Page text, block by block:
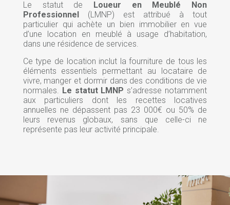
Le statut de Loueur en Meublé Non
Professionnel(LMNP) est attribué à tout
particulier qui achète un bien immobilier en vue
d’une location en meublé à usage d’habitation,
dans une résidence de services.
Ce type de location inclut la fourniture de tous les
éléments essentiels permettant au locataire de
vivre, manger et dormir dans des conditions de vie
normales. Le statut LMNP s’adresse notamment
aux particuliers dont les recettes locatives
annuelles ne dépassent pas 23 000€ ou 50% de
leurs revenus globaux, sans que celle-ci ne
représente pas leur activité principale.